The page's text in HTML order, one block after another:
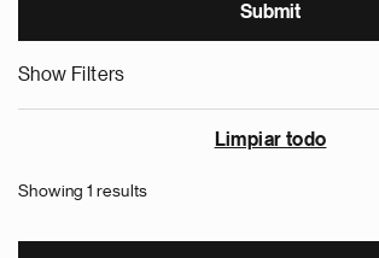
Show Filters
Limpiar todo
Showing 1 results